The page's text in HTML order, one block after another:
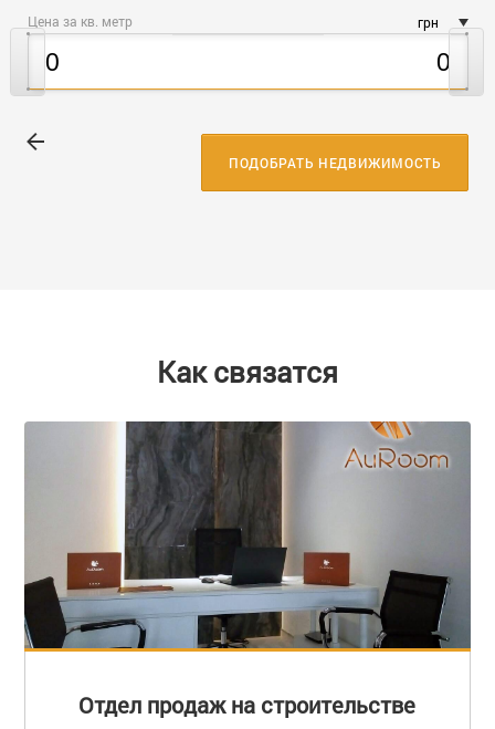
Цена за кв. метр грн
ПОДОБРАТЬ НЕДВИЖИМОСТЬ
Как связатся
Отдел продаж на строительстве